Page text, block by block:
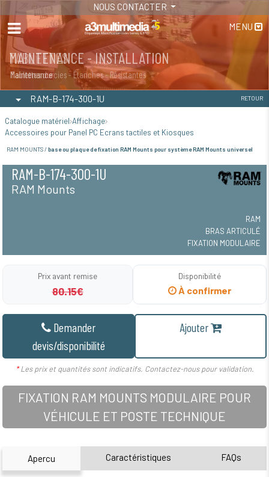
NOUS CONTACTER
MENU
MAINTENANCE - INSTALLATION
Maintenance
TABLETTES
Tablettes durcies - Étanches - Résistantes
RAM-B-174-300-1U RETOUR
Catalogue matériel Affichage
Accessoires pour Panel PC Ecrans tactiles et Kiosques
RAM MOUNTS / base ou plaque de fixation RAM Mounts pour système RAM Mounts universel
RAM-B-174-300-1U
RAM Mounts
RAM
BRAS ARTICULÉ
FIXATION MODULAIRE
Prix avant remise
80.15€
Disponibilité
À confirmer
Demander
devis/disponibilité
Ajouter
*Les prix et quantités sont indicatifs. Contactez-nous pour validation.
FIXATION RAM MOUNTS MODULAIRE POUR
VÉHICULE ET POSTE TECHNIQUE
Apercu Caractéristiques FAQs